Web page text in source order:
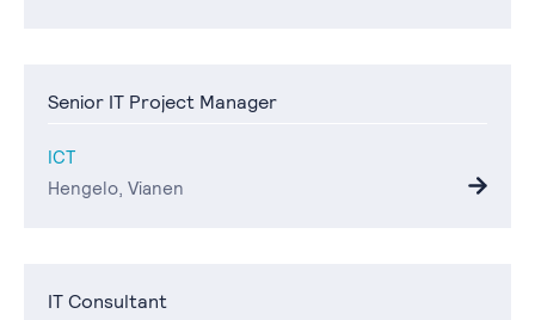
Senior IT Project Manager
ICT
Hengelo, Vianen
IT Consultant